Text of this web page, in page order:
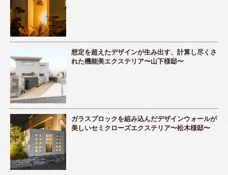
想定を超えたデザインが生み出す、計算し尽くさ
れた機能美エクステリア〜山下様邸〜
ガラスブロックを組み込んだデザインウォールが
美しいセミクローズエクステリア〜松木様邸〜